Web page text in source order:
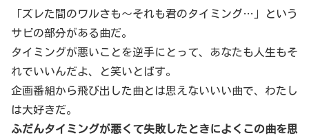
「ズレた間のワルさも〜それも君のタイミング…」という
サビの部分がある曲だ。
タイミングが悪いことを逆手にとって、あなたも人生もそ
れでいいんだよ、と笑いとばす。
企画番組から飛び出した曲とは思えないいい曲で、わたし
は大好きだ。
ふだんタイミングが悪くて失敗したときによくこの曲を思